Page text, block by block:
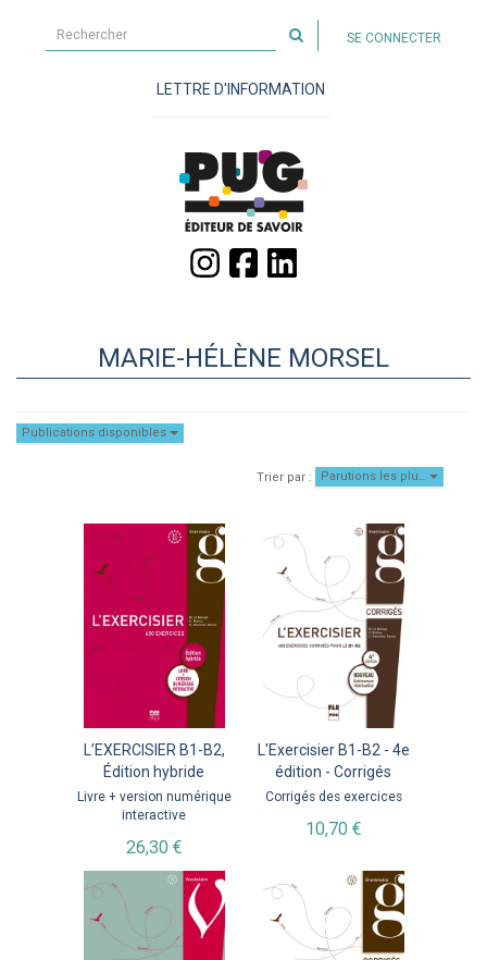
sur
site
SE CONNECTER
LETTRE D'INFORMATION
MARIE-HÉLÈNE MORSEL
Publications disponibles
Trier par : Parutions les plu…
L’EXERCISIER B1-B2,
Édition hybride
Livre + version numérique
interactive
26,30 €
L'Exercisier B1-B2 - 4e
édition - Corrigés
Corrigés des exercices
10,70 €